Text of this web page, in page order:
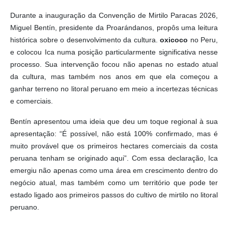
Durante a inauguração da Convenção de Mirtilo Paracas 2026,
Miguel Bentín, presidente da Proarándanos, propôs uma leitura
histórica sobre o desenvolvimento da cultura. oxicoco no Peru,
e colocou Ica numa posição particularmente significativa nesse
processo. Sua intervenção focou não apenas no estado atual
da cultura, mas também nos anos em que ela começou a
ganhar terreno no litoral peruano em meio a incertezas técnicas
e comerciais.
Bentín apresentou uma ideia que deu um toque regional à sua
apresentação: “É possível, não está 100% confirmado, mas é
muito provável que os primeiros hectares comerciais da costa
peruana tenham se originado aqui”. Com essa declaração, Ica
emergiu não apenas como uma área em crescimento dentro do
negócio atual, mas também como um território que pode ter
estado ligado aos primeiros passos do cultivo de mirtilo no litoral
peruano.